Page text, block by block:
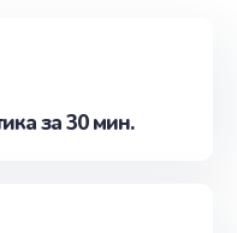
записаться на
за 30 мин.